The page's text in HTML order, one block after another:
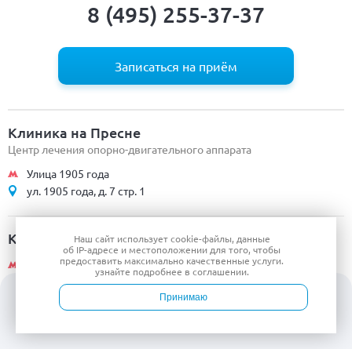
8 (495) 255-37-37
Записаться на приём
Клиника на Пресне
Центр лечения опорно-двигательного аппарата
Улица 1905 года
ул. 1905 года, д. 7 стр. 1
Клинико-диагностический центр
ул. 1905 года
ул. 1905 года, д. 7 стр. 1
Клиника на Пр-те Мира
Наш сайт используетcookie-файлы, данные
об IP-адресе и местоположении для того, чтобы
предоставить максимально качественные услуги.
узнайте подробнее в соглашении.
Принимаю